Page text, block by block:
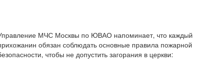
МЧС Москвы по ЮВАО напоминает, что каждый
обязан соблюдать основные правила пожарной
чтобы не допустить загорания в церкви: